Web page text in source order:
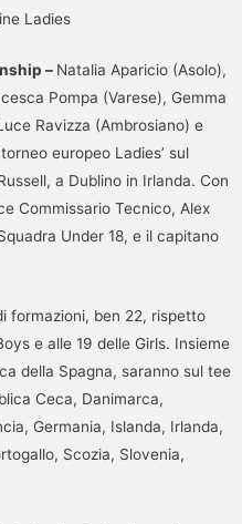
Ladies
– Natalia Aparicio (Asolo),
Pompa (Varese), Gemma
Ravizza (Ambrosiano) e
europeo Ladies’ sul
a Dublino in Irlanda. Con
Commissario Tecnico, Alex
Under 18, e il capitano
formazioni, ben 22, rispetto
e alle 19 delle Girls. Insieme
della Spagna, saranno sul tee
Ceca, Danimarca,
Germania, Islanda, Irlanda,
Scozia, Slovenia,